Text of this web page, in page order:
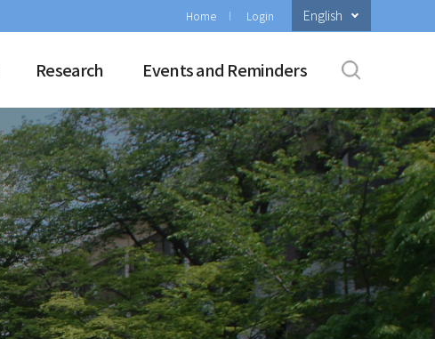
Home Login English
Research Events and Reminders